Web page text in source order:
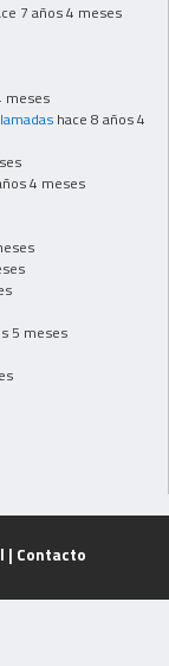
7 años 4 meses
meses
hace 8 años 4
4 meses
5 meses
| Contacto